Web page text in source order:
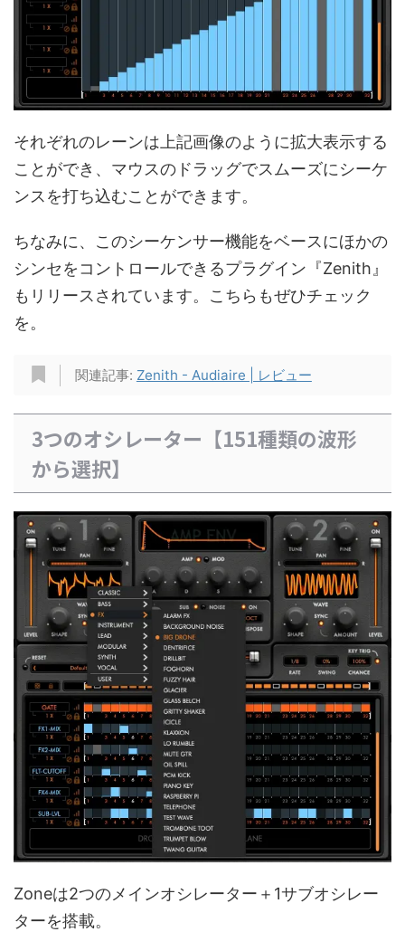
それぞれのレーンは上記画像のように拡大表示する
ことができ、マウスのドラッグでスムーズにシーケ
ンスを打ち込むことができます。
ちなみに、このシーケンサー機能をベースにほかの
シンセをコントロールできるプラグイン『Zenith』
もリリースされています。こちらもぜひチェック
を。
関連記事: Zenith - Audiaire | レビュー
3つのオシレーター【151種類の波形
から選択】
Zoneは2つのメインオシレーター＋1サブオシレー
ターを搭載。